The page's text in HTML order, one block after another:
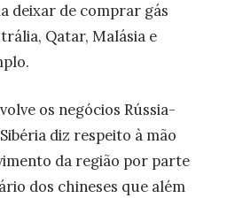
deixar de comprar gás
Qatar, Malásia e
os negócios Rússia-
diz respeito à mão
da região por parte
dos chineses que além